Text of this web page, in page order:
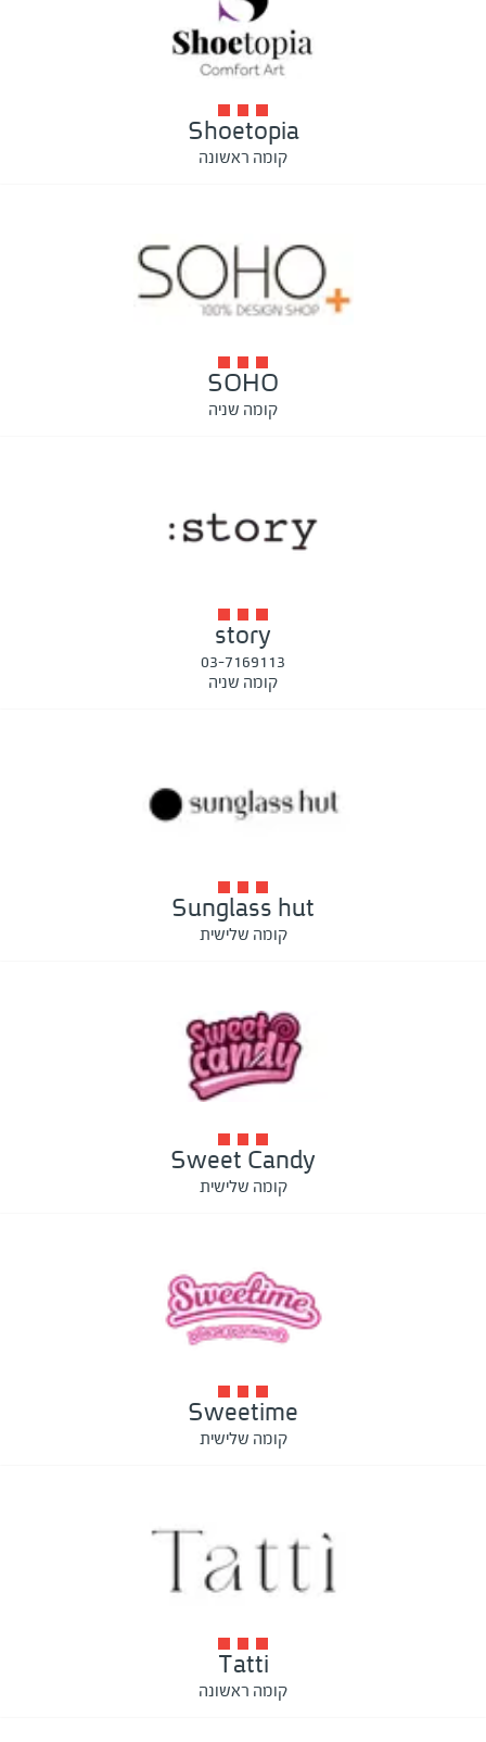
Shoetopia
קומה ראשונה
SOHO
קומה שניה
story
03-7169113
קומה שניה
Sunglass hut
קומה שלישית
Sweet Candy
קומה שלישית
Sweetime
קומה שלישית
Tatti
קומה ראשונה